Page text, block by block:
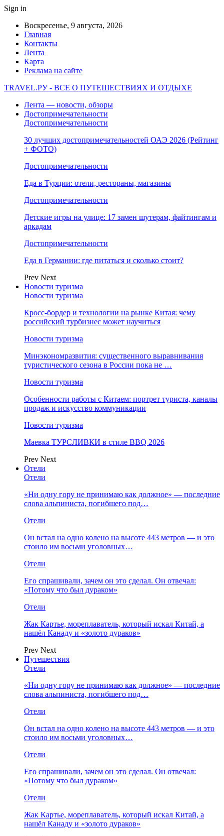
Sign in
Воскресенье, 9 августа, 2026
Главная
Контакты
Лента
Карта
Реклама на сайте
TRAVEL.РУ - ВСЕ О ПУТЕШЕСТВИЯХ И ОТДЫХЕ
Лента — новости, обзоры
Достопримечательности
Достопримечательности
30 лучших достопримечательностей ОАЭ 2026 (Рейтинг
+ ФОТО)
Достопримечательности
Еда в Турции: отели, рестораны, магазины
Достопримечательности
Детские игры на улице: 17 замен шутерам, файтингам и
аркадам
Достопримечательности
Еда в Германии: где питаться и сколько стоит?
Prev Next
Новости туризма
Новости туризма
Кросс-бордер и технологии на рынке Китая: чему
российский турбизнес может научиться
Новости туризма
Минэкономразвития: существенного выравнивания
туристического сезона в России пока не …
Новости туризма
Особенности работы с Китаем: портрет туриста, каналы
продаж и искусство коммуникации
Новости туризма
Маевка ТУРСЛИВКИ в стиле BBQ 2026
Prev Next
Отели
Отели
«Ни одну гору не принимаю как должное» — последние
слова альпиниста, погибшего под…
Отели
Он встал на одно колено на высоте 443 метров — и это
стоило им восьми уголовных…
Отели
Его спрашивали, зачем он это сделал. Он отвечал:
«Потому что был дураком»
Отели
Жак Картье, мореплаватель, который искал Китай, а
нашёл Канаду и «золото дураков»
Prev Next
Путешествия
Отели
«Ни одну гору не принимаю как должное» — последние
слова альпиниста, погибшего под…
Отели
Он встал на одно колено на высоте 443 метров — и это
стоило им восьми уголовных…
Отели
Его спрашивали, зачем он это сделал. Он отвечал:
«Потому что был дураком»
Отели
Жак Картье, мореплаватель, который искал Китай, а
нашёл Канаду и «золото дураков»